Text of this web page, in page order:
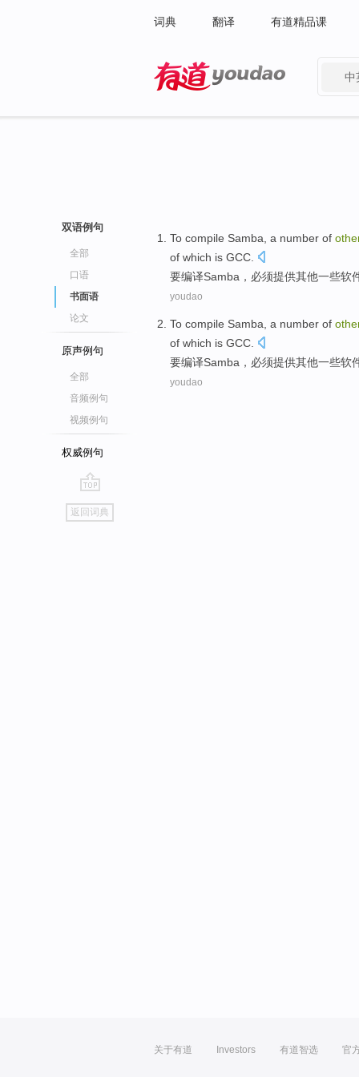
词典 翻译 有道精品课
中
双语例句
全部
口语
书面语
论文
原声例句
全部
音频例句
视频例句
权威例句
go
top
返回词典
To compile Samba , a number of
of which is GCC
要编译Samba ， 必须提供其他一些软
youdao
To compile Samba , a number of
of which is GCC
要编译Samba ， 必须提供其他一些软
youdao
关于有道 Investors 有道智选 官